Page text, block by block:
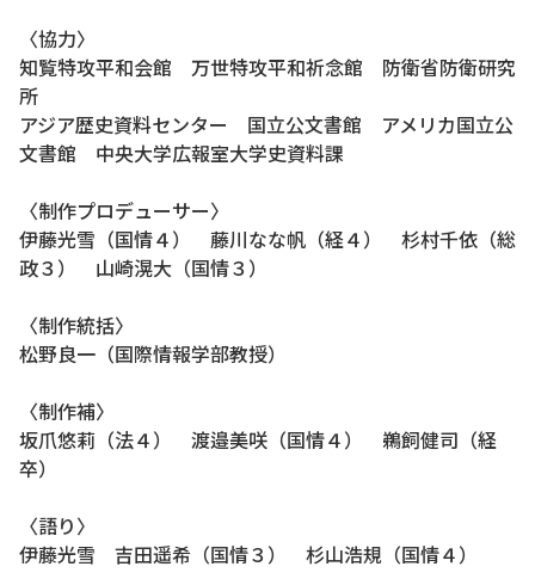
〈協力〉
知覧特攻平和会館 万世特攻平和祈念館 防衛省防衛研究
所
アジア歴史資料センター 国立公文書館 アメリカ国立公
文書館 中央大学広報室大学史資料課
〈制作プロデューサー〉
伊藤光雪（国情４） 藤川なな帆（経４） 杉村千依（総
政３） 山崎滉大（国情３）
〈制作統括〉
松野良一（国際情報学部教授）
〈制作補〉
坂爪悠莉（法４） 渡邉美咲（国情４）
鵜飼健司（経
卒）
〈語り〉
伊藤光雪 吉田遥希（国情３） 杉山浩規（国情４）